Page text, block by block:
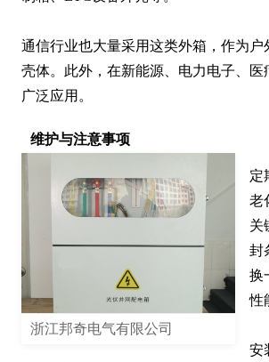
通信行业也大量采用这类外箱，作为户
壳体。此外，在新能源、电力电子、医
广泛应用。
维护与注意事项
浙江邦奇电气有限公司
定
老
关
封
换
性
安